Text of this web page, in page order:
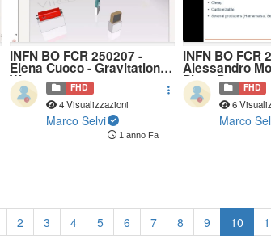
INFN BO FCR 250207 -
Elena Cuoco - Gravitational
Waves FHD
4 Visualizzazioni
Marco Selvi
1 anno Fa
INFN BO FCR
Alessandro
PhotoDetectors
FHD
6
Marco
2 3 4 5 6 7 8 9 10